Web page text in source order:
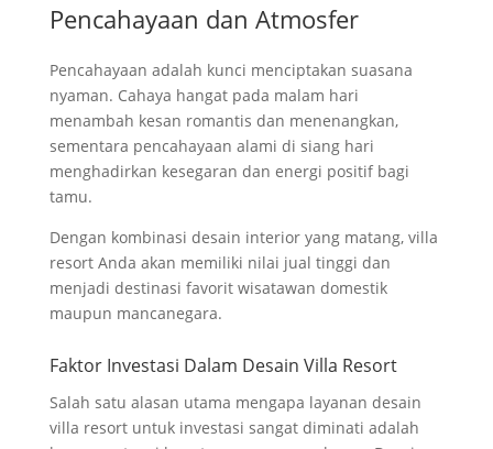
Pencahayaan dan Atmosfer
Pencahayaan adalah kunci menciptakan suasana
nyaman. Cahaya hangat pada malam hari
menambah kesan romantis dan menenangkan,
sementara pencahayaan alami di siang hari
menghadirkan kesegaran dan energi positif bagi
tamu.
Dengan kombinasi desain interior yang matang, villa
resort Anda akan memiliki nilai jual tinggi dan
menjadi destinasi favorit wisatawan domestik
maupun mancanegara.
Faktor Investasi Dalam Desain Villa Resort
Salah satu alasan utama mengapa layanan desain
villa resort untuk investasi sangat diminati adalah